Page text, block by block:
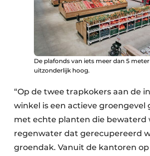
De plafonds van iets meer dan 5
uitzonderlijk hoog.
“Op de twee trapkokers aan de
winkel is een actieve groengevel
met echte planten die bewaterd
regenwater dat gerecupereerd
groendak. Vanuit de kantoren